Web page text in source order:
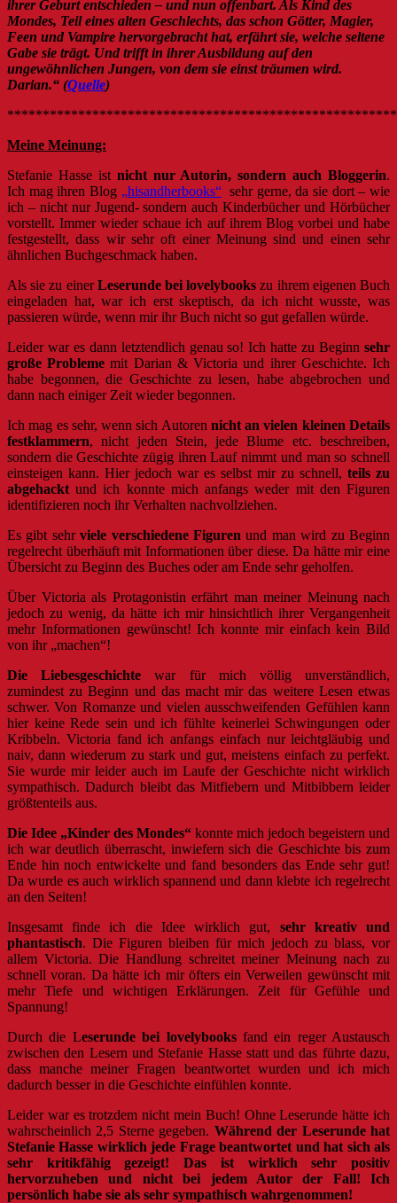
ihrer Geburt entschieden – und nun offenbart. Als Kind des
Mondes, Teil eines alten Geschlechts, das schon Götter, Magier,
Feen und Vampire hervorgebracht hat, erfährt sie, welche seltene
Gabe sie trägt. Und trifft in ihrer Ausbildung auf den
ungewöhnlichen Jungen, von dem sie einst träumen wird.
Darian.“ (Quelle)
Meine Meinung:
Stefanie Hasse ist nicht nur Autorin, sondern auch Bloggerin.
Ich mag ihren Blog „hisandherbooks“sehr gerne, da sie dort – wie
ich – nicht nur Jugend- sondern auch Kinderbücher und Hörbücher
vorstellt. Immer wieder schaue ich auf ihrem Blog vorbei und habe
festgestellt, dass wir sehr oft einer Meinung sind und einen sehr
ähnlichen Buchgeschmack haben.
Als sie zu einerLeserunde bei lovelybooks zu ihrem eigenen Buch
eingeladen hat, war ich erst skeptisch, da ich nicht wusste, was
passieren würde, wenn mir ihr Buch nicht so gut gefallen würde.
Leider war es dann letztendlich genau so! Ich hatte zu Beginn sehr
große Probleme mit Darian & Victoria und ihrer Geschichte. Ich
habe begonnen, die Geschichte zu lesen, habe abgebrochen und
dann nach einiger Zeit wieder begonnen.
Ich mag es sehr, wenn sich Autoren nicht an vielen kleinen Details
festklammern, nicht jeden Stein, jede Blume etc. beschreiben,
sondern die Geschichte zügig ihren Lauf nimmt und man so schnell
einsteigen kann. Hier jedoch war es selbst mir zu schnell, teils zu
abgehackt und ich konnte mich anfangs weder mit den Figuren
identifizieren noch ihr Verhalten nachvollziehen.
Es gibt sehrviele verschiedene Figuren und man wird zu Beginn
regelrecht überhäuft mit Informationen über diese. Da hätte mir eine
Übersicht zu Beginn des Buches oder am Ende sehr geholfen.
Über Victoria als Protagonistin erfährt man meiner Meinung nach
jedoch zu wenig, da hätte ich mir hinsichtlich ihrer Vergangenheit
mehr Informationen gewünscht! Ich konnte mir einfach kein Bild
von ihr „machen“!
Die Liebesgeschichte war für mich völlig unverständlich,
zumindest zu Beginn und das macht mir das weitere Lesen etwas
schwer. Von Romanze und vielen ausschweifenden Gefühlen kann
hier keine Rede sein und ich fühlte keinerlei Schwingungen oder
Kribbeln. Victoria fand ich anfangs einfach nur leichtgläubig und
naiv, dann wiederum zu stark und gut, meistens einfach zu perfekt.
Sie wurde mir leider auch im Laufe der Geschichte nicht wirklich
sympathisch. Dadurch bleibt das Mitfiebern und Mitbibbern leider
größtenteils aus.
Die Idee „Kinder des Mondes“ konnte mich jedoch begeistern und
ich war deutlich überrascht, inwiefern sich die Geschichte bis zum
Ende hin noch entwickelte und fand besonders das Ende sehr gut!
Da wurde es auch wirklich spannend und dann klebte ich regelrecht
an den Seiten!
Insgesamt finde ich die Idee wirklich gut, sehr kreativ und
phantastisch. Die Figuren bleiben für mich jedoch zu blass, vor
allem Victoria. Die Handlung schreitet meiner Meinung nach zu
schnell voran. Da hätte ich mir öfters ein Verweilen gewünscht mit
mehr Tiefe und wichtigen Erklärungen. Zeit für Gefühle und
Spannung!
Durch die Leserunde bei lovelybooksfand ein reger Austausch
zwischen den Lesern und Stefanie Hasse statt und das führte dazu,
dass manche meiner Fragen beantwortet wurden und ich mich
dadurch besser in die Geschichte einfühlen konnte.
Leider war es trotzdem nicht mein Buch! Ohne Leserunde hätte ich
wahrscheinlich 2,5 Sterne gegeben. Während der Leserunde hat
Stefanie Hasse wirklich jede Frage beantwortet und hat sich als
sehr kritikfähig gezeigt! Das ist wirklich sehr positiv
hervorzuheben und nicht bei jedem Autor der Fall! Ich
persönlich habe sie als sehr sympathisch wahrgenommen!